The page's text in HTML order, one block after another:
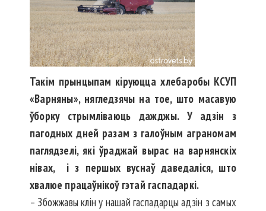
Такім прынцыпам кіруюцца хлебаробы КСУП
«Варня­ны», нягледзячы на тое, што масавую
ўборку стрым­ліваюць дажджы. У адзін з
пагодных дней разам з галоўным аграномам
паглядзелі, які ўраджай вырас на варнянскіх
нівах, і з першых вуснаў даведаліся, што
хвалюе працаўнікоў гэтай гаспадаркі.
– Збожжавы клін у нашай гас­падарцы адзін з самых